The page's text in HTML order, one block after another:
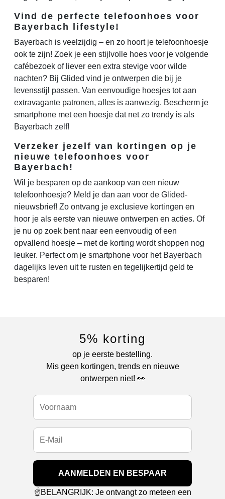
Vind de perfecte telefoonhoes voor
Bayerbach lifestyle!
Bayerbach is veelzijdig – en zo hoort je telefoonhoesje
ook te zijn! Zoek je een stijlvolle hoes voor je volgende
cafébezoek of liever een extra stevige voor wilde
nachten? Bij Glided vind je ontwerpen die bij je
levensstijl passen. Van eenvoudige hoesjes tot aan
extravagante patronen, alles is aanwezig. Bescherm je
smartphone met een hoesje dat net zo trendy is als
Bayerbach zelf!
Verzeker jezelf van kortingen op je
nieuwe telefoonhoes voor
Bayerbach!
Wil je besparen op de aankoop van een nieuw
telefoonhoesje? Meld je dan aan voor de Glided-
nieuwsbrief! Zo ontvang je exclusieve kortingen en
hoor je als eerste van nieuwe ontwerpen en acties. Of
je nu op zoek bent naar een eenvoudig of een
opvallend hoesje – met de korting wordt shoppen nog
leuker. Perfect om je smartphone voor het Bayerbach
dagelijks leven uit te rusten en tegelijkertijd geld te
besparen!
5% korting
op je eerste bestelling.
Mis geen kortingen, trends en nieuwe
ontwerpen niet! 👀
AANMELDEN EN BESPAAR
☝️BELANGRIJK: Je ontvangt zo meteen een